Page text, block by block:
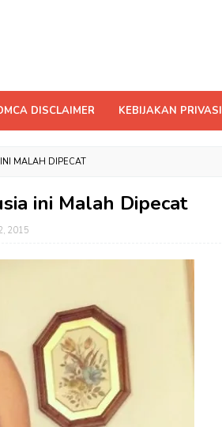
DISCLAIMER KEBIJAKAN PRIVASI
MALAH DIPECAT
ini Malah Dipecat
2015